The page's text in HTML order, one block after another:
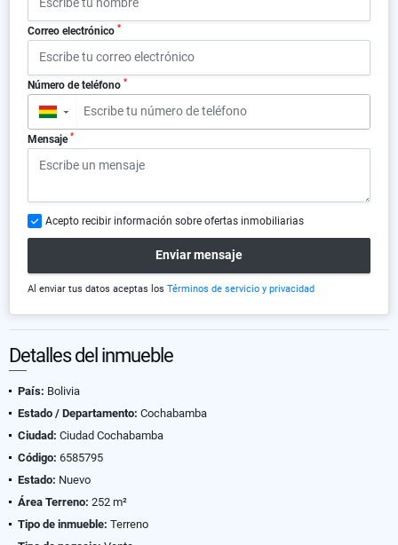
Correo electrónico *
Número de teléfono *
▼
Mensaje *
Acepto recibir información sobre ofertas inmobiliarias
Enviar mensaje
Al enviar tus datos aceptas los Términos de servicio y privacidad
Detalles del inmueble
País: Bolivia
Estado / Departamento: Cochabamba
Ciudad: Ciudad Cochabamba
Código: 6585795
Estado: Nuevo
Área Terreno: 252 m²
Tipo de inmueble: Terreno